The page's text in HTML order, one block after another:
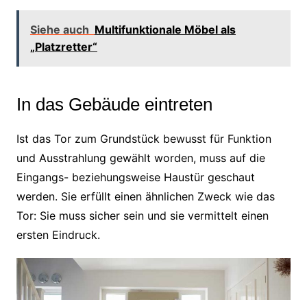
Siehe auch Multifunktionale Möbel als
„Platzretter“
In das Gebäude eintreten
Ist das Tor zum Grundstück bewusst für Funktion
und Ausstrahlung gewählt worden, muss auf die
Eingangs- beziehungsweise Haustür geschaut
werden. Sie erfüllt einen ähnlichen Zweck wie das
Tor: Sie muss sicher sein und sie vermittelt einen
ersten Eindruck.